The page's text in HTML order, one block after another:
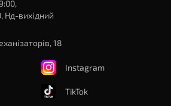
Нд-вихідний
18
Instagram
TikTok